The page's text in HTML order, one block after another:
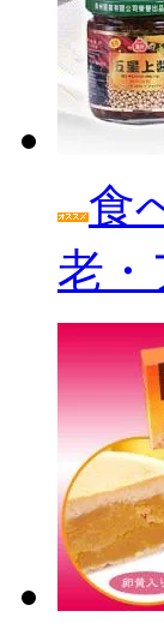
食
老